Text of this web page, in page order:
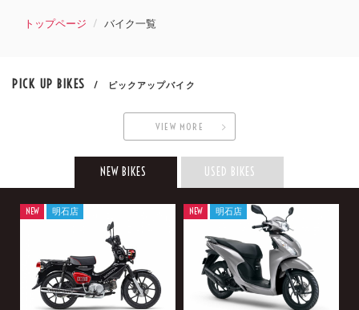
トップページ バイク一覧
PICK UP BIKES / ピックアップバイク
VIEW MORE
NEW BIKES USED BIKES
NEW 明石店 NEW 明石店